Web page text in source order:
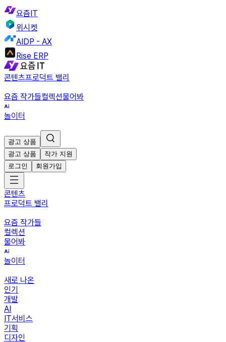
요즘IT
위시켓
AIDP - AX
Rise ERP
콘텐츠프로덕트 밸리
요즘 작가들컬렉션물어봐
놀이터
광고 상품
광고 상품
작가 지원
로그인
회원가입
콘텐츠
프로덕트 밸리
요즘 작가들
컬렉션
물어봐
놀이터
새로 나온
인기
개발
AI
IT서비스
기획
디자인